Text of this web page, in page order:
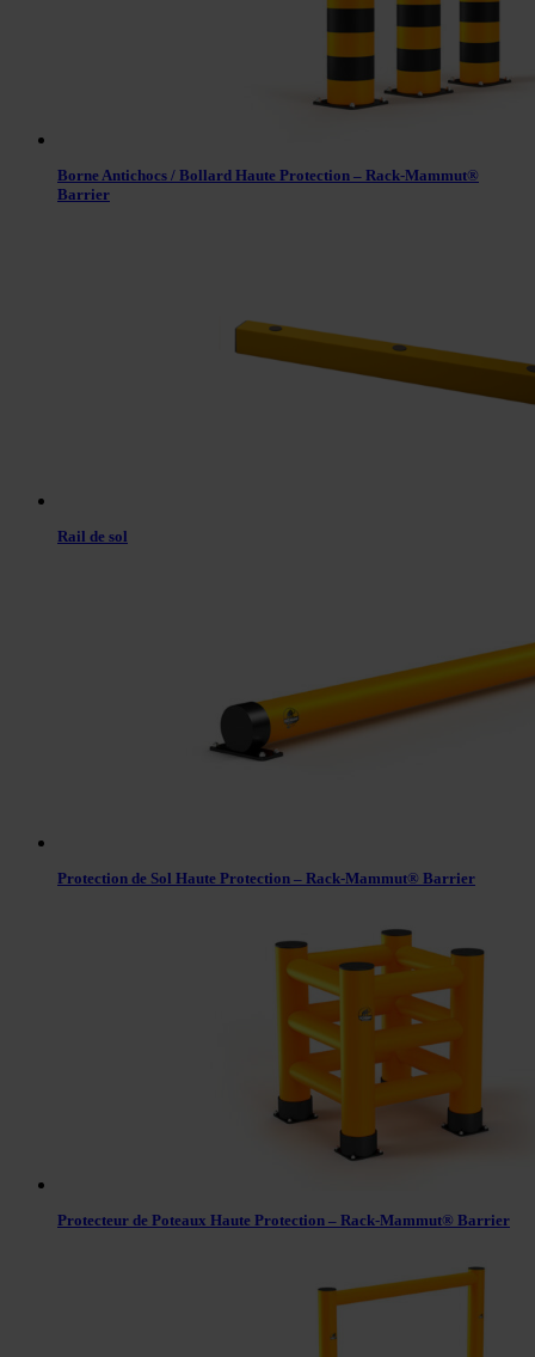
Borne Antichocs / Bollard Haute Protection – Rack-Mammut®
Barrier
Rail de sol
Protection de Sol Haute Protection – Rack-Mammut® Barrier
Protecteur de Poteaux Haute Protection – Rack-Mammut® Barrier